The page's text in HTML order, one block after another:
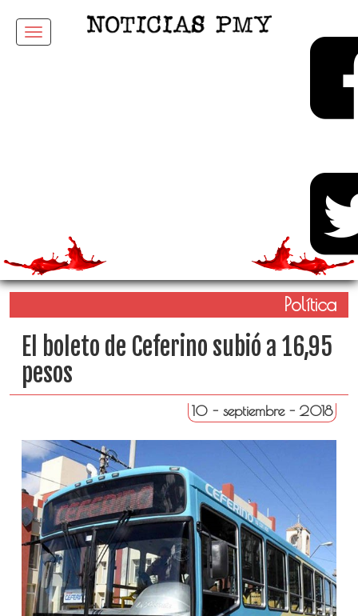
Menu
Política
El boleto de Ceferino subió a 16,95
pesos
10 - septiembre - 2018